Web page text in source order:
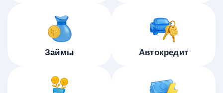
Займы Автокредит